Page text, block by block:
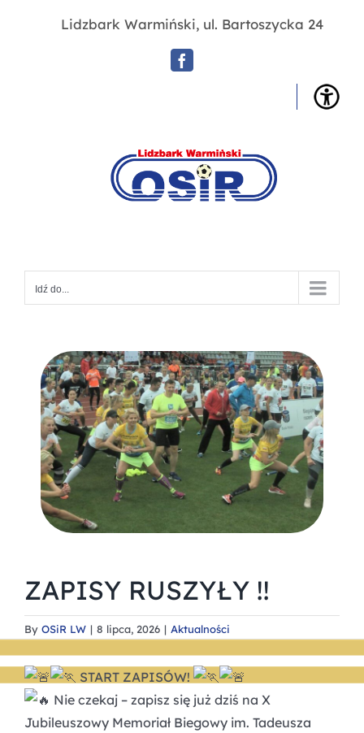
Lidzbark Warmiński, ul. Bartoszycka 24
Facebook
Idź do...
ZAPISY RUSZYŁY !!
By OSiR LW | 8 lipca, 2026 | Aktualności
START ZAPISÓW!
Nie czekaj – zapisz się już dziś na X
Jubileuszowy Memoriał Biegowy im. Tadeusza